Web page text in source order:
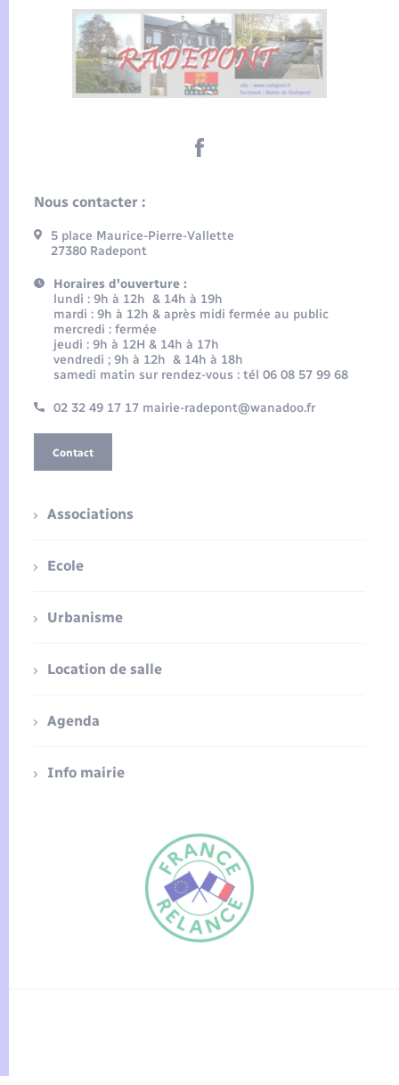
FR
Nous contacter :
5 place Maurice-Pierre-Vallette
27380 Radepont
Horaires d'ouverture :
lundi : 9h à 12h & 14h à 19h
mardi : 9h à 12h & après midi fermée au public
mercredi : fermée
jeudi : 9h à 12H & 14h à 17h
vendredi ; 9h à 12h & 14h à 18h
samedi matin sur rendez-vous : tél 06 08 57 99 68
02 32 49 17 17 mairie-radepont@wanadoo.fr
Contact
Associations
Ecole
Urbanisme
Location de salle
Agenda
Info mairie